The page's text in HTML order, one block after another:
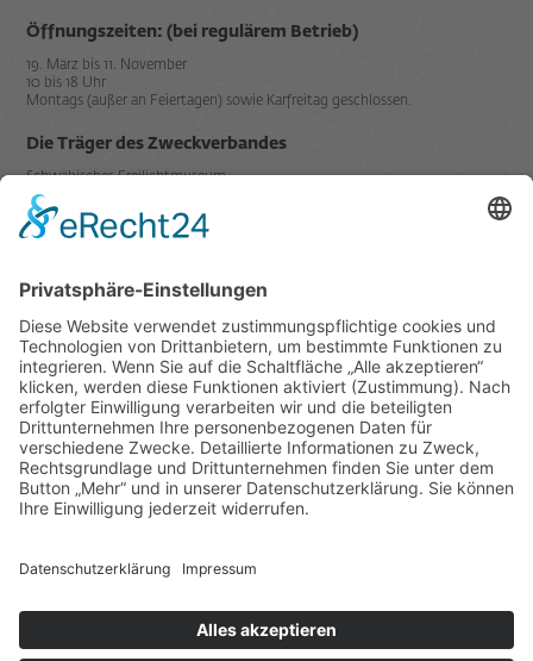
Öffnungszeiten: (bei regulärem Betrieb)
19. März bis 11. November
10 bis 18 Uhr
Montags (außer an Feiertagen) sowie Karfreitag geschlossen.
Die Träger des Zweckverbandes
Schwäbisches Freilichtmuseum
Illerbeuren sind der
Datenschutz
Impressum
Links